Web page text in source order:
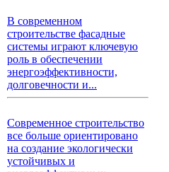
В современном
строительстве фасадные
системы играют ключевую
роль в обеспечении
энергоэффективности,
долговечности и...
Современное строительство
все больше ориентировано
на создание экологически
устойчивых и